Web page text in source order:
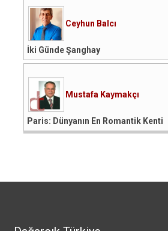
Ceyhun Balcı
İki Günde Şanghay
Mustafa Kaymakçı
Paris: Dünyanın En Romantik Kenti